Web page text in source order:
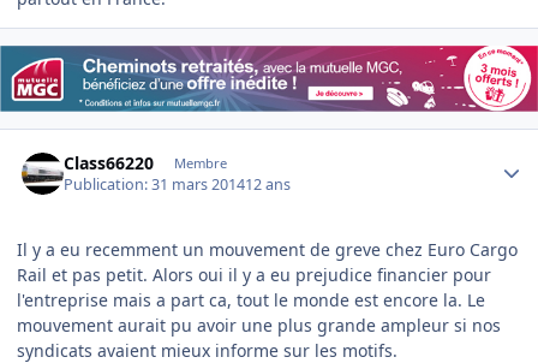
Class66220 Membre
Publication:31 mars 201412 ans
Il y a eu recemment un mouvement de greve chez Euro Cargo
Rail et pas petit. Alors oui il y a eu prejudice financier pour
l'entreprise mais a part ca, tout le monde est encore la. Le
mouvement aurait pu avoir une plus grande ampleur si nos
syndicats avaient mieux informe sur les motifs.